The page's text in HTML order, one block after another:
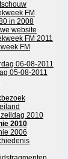
FM
in 2008
website
FM 2011
FM
06-08-2011
05-08-2011
2010
2010
2006